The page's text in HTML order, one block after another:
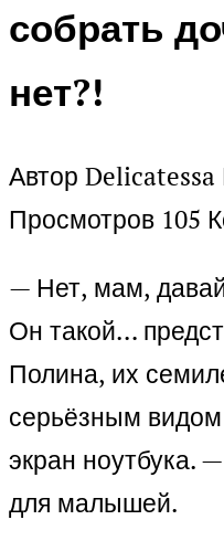
собрать
нет?!
Автор Delicatessa
Просмотров 105
— Нет, мам,
Он такой…
Полина, их
серьёзным
экран ноутбука.
для малышей.